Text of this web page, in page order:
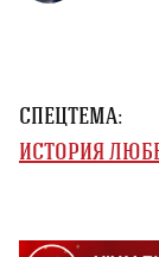
СПЕЦТЕМА:
ИСТОРИЯ